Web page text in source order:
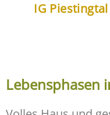
IG Piestingtal
Lebensphasen